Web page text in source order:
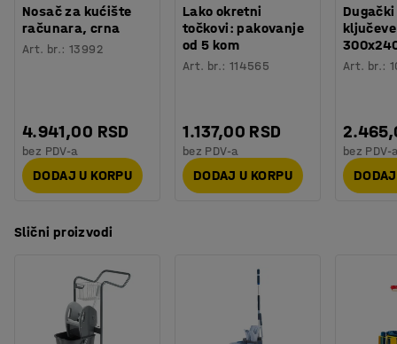
Nosač za kućište
računara, crna
Art. br.:13992
4.941,00 RSD
bez PDV-a
DODAJ U KORPU
Lako okretni
točkovi: pakovanje
od 5 kom
Art. br.: 114565
1.137,00 RSD
bez PDV-a
DODAJ U KORPU
Art. br.:
bez PDV-
Slični proizvodi